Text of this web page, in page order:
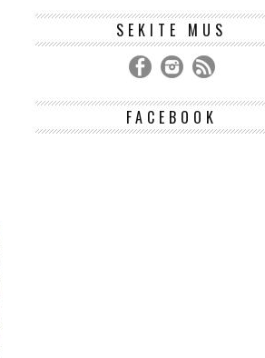
SEKITE MUS
FACEBOOK